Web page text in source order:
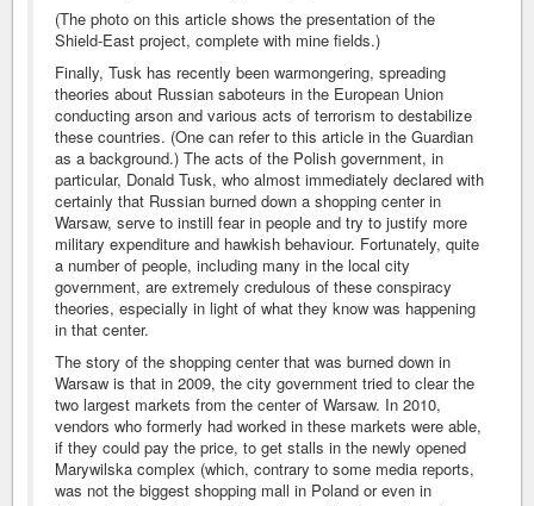
(The photo on this article shows the presentation of the
Shield-East project, complete with mine fields.)
Finally, Tusk has recently been warmongering, spreading
theories about Russian saboteurs in the European Union
conducting arson and various acts of terrorism to destabilize
these countries. (One can refer to this article in the Guardian
as a background.) The acts of the Polish government, in
particular, Donald Tusk, who almost immediately declared with
certainly that Russian burned down a shopping center in
Warsaw, serve to instill fear in people and try to justify more
military expenditure and hawkish behaviour. Fortunately, quite
a number of people, including many in the local city
government, are extremely credulous of these conspiracy
theories, especially in light of what they know was happening
in that center.
The story of the shopping center that was burned down in
Warsaw is that in 2009, the city government tried to clear the
two largest markets from the center of Warsaw. In 2010,
vendors who formerly had worked in these markets were able,
if they could pay the price, to get stalls in the newly opened
Marywilska complex (which, contrary to some media reports,
was not the biggest shopping mall in Poland or even in